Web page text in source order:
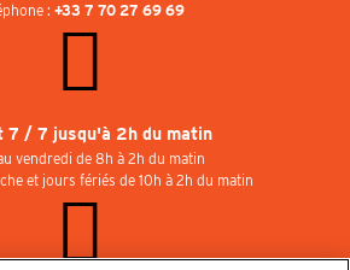
: +33 7 70 27 69 69
7 / 7 jusqu'à 2h du matin
vendredi de 8h à 2h du matin
et jours fériés de 10h à 2h du matin